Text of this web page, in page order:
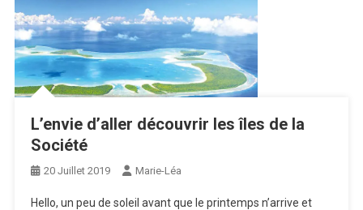
L’envie d’aller découvrir les îles de la
Société
20 Juillet 2019 Marie-Léa
Hello, un peu de soleil avant que le printemps n’arrive et